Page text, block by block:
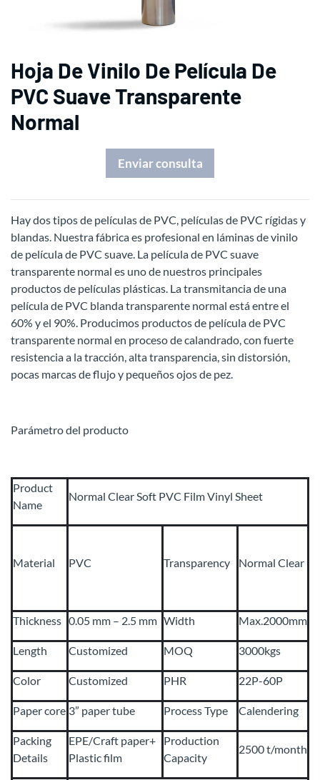
Hoja De Vinilo De Película De
PVC Suave Transparente
Normal
Enviar consulta
Hay dos tipos de películas de PVC, películas de PVC rígidas y
blandas. Nuestra fábrica es profesional en láminas de vinilo
de película de PVC suave. La película de PVC suave
transparente normal es uno de nuestros principales
productos de películas plásticas. La transmitancia de una
película de PVC blanda transparente normal está entre el
60% y el 90%. Producimos productos de película de PVC
transparente normal en proceso de calandrado, con fuerte
resistencia a la tracción, alta transparencia, sin distorsión,
pocas marcas de flujo y pequeños ojos de pez.
Parámetro del producto
Product
Name
Normal Clear Soft PVC Film Vinyl Sheet
Material PVC Transparency Normal Clear
Thickness 0.05 mm – 2.5 mm Width Max.2000mm
Length Customized MOQ 3000kgs
Color Customized PHR 22P-60P
Paper core 3” paper tube Process Type Calendering
Packing
Details
EPE/Craft paper+
Plastic film
Production
Capacity
2500 t/month